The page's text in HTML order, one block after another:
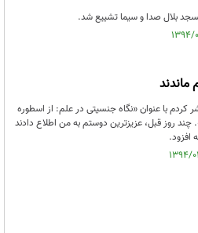
بلال صدا و سیما تشییع شد.
با عنوان «نگاه جنسیتی در علم: از اسطوره
چند روز قبل، عزیزترین دوستم به من اطلاع دادند
افزود.